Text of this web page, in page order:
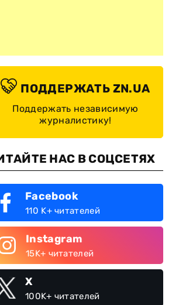
ПОДДЕРЖАТЬ ZN.UA
Поддержать независимую
журналистику!
НАС В СОЦСЕТЯХ
Facebook
110 K+ читателей
Instagram
15K+ читателей
X
100K+ читателей